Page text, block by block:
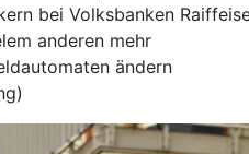
bei Volksbanken
anderen mehr
ändern